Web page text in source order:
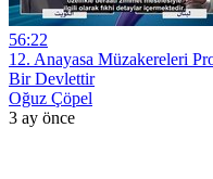
56:22
12. Anayasa Müzakereleri
Bir Devlettir
Oğuz Çöpel
3 ay önce